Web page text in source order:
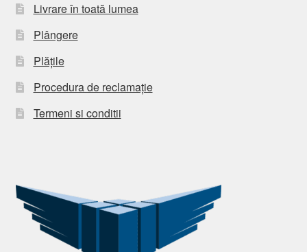
Livrare în toată lumea
Plângere
Plățile
Procedura de reclamație
Termeni si conditii